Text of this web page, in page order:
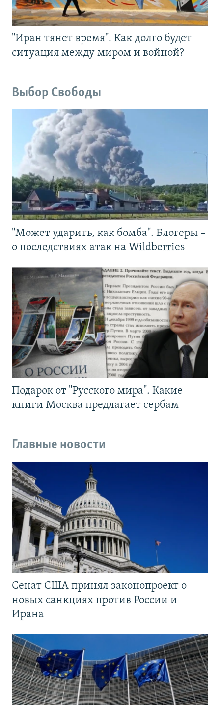
"Иран тянет время". Как долго будет
ситуация между миром и войной?
Выбор Свободы
"Может ударить, как бомба". Блогеры –
о последствиях атак на Wildberries
Подарок от "Русского мира". Какие
книги Москва предлагает сербам
Главные новости
Сенат США принял законопроект о
новых санкциях против России и
Ирана